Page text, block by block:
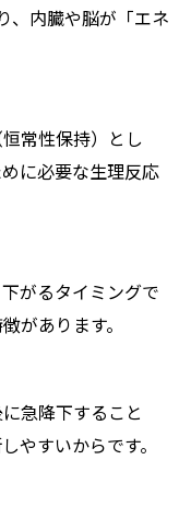
、内臓や脳が「エネ
常性保持）とし
に必要な生理反応
がるタイミングで
があります。
急降下すること
やすいからです。